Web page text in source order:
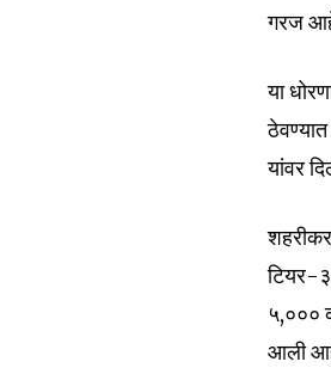
गरज
या
यांवर
टियर-३
₹५,०००
आली